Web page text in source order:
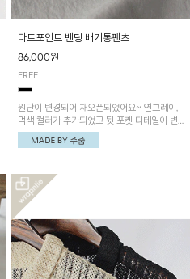
다트포인트 밴딩 배기통팬츠
86,000원
FREE
원단이 변경되어 재오픈되었어요~ 연그레이,
먹색 컬러가 추가되었고 뒷 포켓 디테일이 변
경되었습니다~가볍고 시원하게 착용되는 배
기통팬츠! 허리밴딩과 여유로운 통으로 편안해